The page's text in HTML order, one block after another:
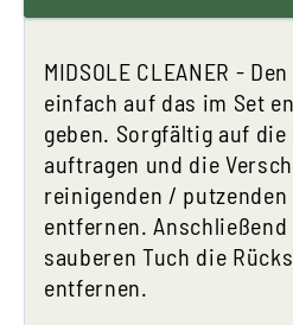
MIDSOLE CLEANER -
einfach auf das im Set
geben. Sorgfältig auf
auftragen und die
reinigenden / putzenden
entfernen.
sauberen Tuch die
entfernen.